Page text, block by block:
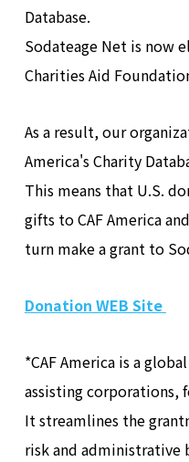
Database.
Sodateage Net is now
Charities Aid
As a result, our
America's Charity
This means that U.S.
gifts to CAF America
turn make a grant to
Donation WEB Site
*CAF America is a
assisting corporations,
It streamlines the
risk and administrative